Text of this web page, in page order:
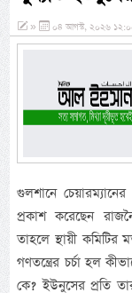
» ০৪ আগস্ট, ২০২৬
গুলশানে
প্রকাশ করেছেন
তাহলে স্থায়ী
গণতন্ত্রের চর্চা হল
কে? ইউনুসের প্রতি